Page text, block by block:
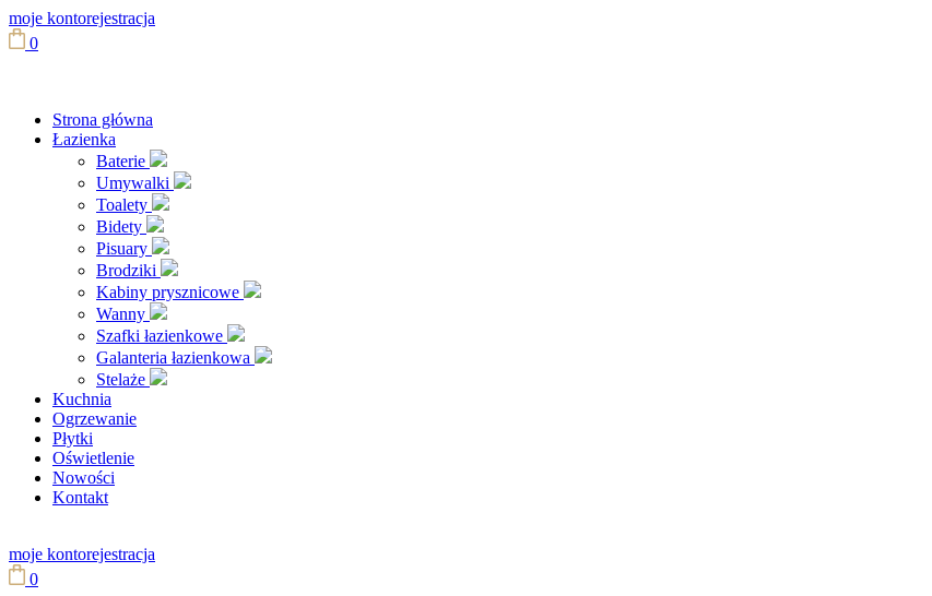
moje kontorejestracja
0
Strona główna
Łazienka
Baterie
Umywalki
Toalety
Bidety
Pisuary
Brodziki
Kabiny prysznicowe
Wanny
Szafki łazienkowe
Galanteria łazienkowa
Stelaże
Kuchnia
Ogrzewanie
Płytki
Oświetlenie
Nowości
Kontakt
moje kontorejestracja
0